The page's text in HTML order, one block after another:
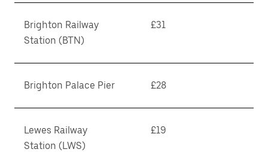
Brighton Railway
Station (BTN)
£31
Brighton Palace Pier £28
Lewes Railway
Station (LWS)
£19